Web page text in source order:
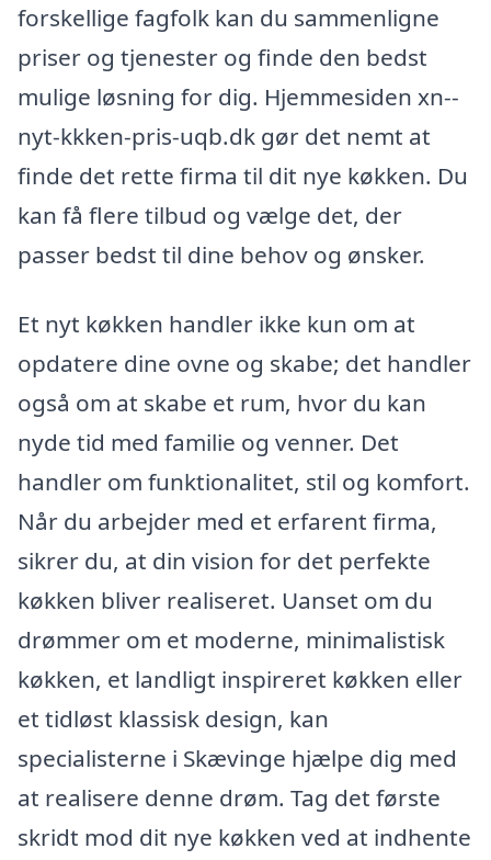
forskellige fagfolk kan du sammenligne
priser og tjenester og finde den bedst
mulige løsning for dig. Hjemmesiden xn--
nyt-kkken-pris-uqb.dk gør det nemt at
finde det rette firma til dit nye køkken. Du
kan få flere tilbud og vælge det, der
passer bedst til dine behov og ønsker.
Et nyt køkken handler ikke kun om at
opdatere dine ovne og skabe; det handler
også om at skabe et rum, hvor du kan
nyde tid med familie og venner. Det
handler om funktionalitet, stil og komfort.
Når du arbejder med et erfarent firma,
sikrer du, at din vision for det perfekte
køkken bliver realiseret. Uanset om du
drømmer om et moderne, minimalistisk
køkken, et landligt inspireret køkken eller
et tidløst klassisk design, kan
specialisterne i Skævinge hjælpe dig med
at realisere denne drøm. Tag det første
skridt mod dit nye køkken ved at indhente